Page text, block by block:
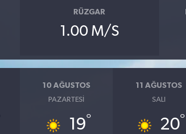
RÜZGAR
1.00 M/S
10 AĞUSTOS
PAZARTESI
19°
11 AĞUSTOS
SALI
20°